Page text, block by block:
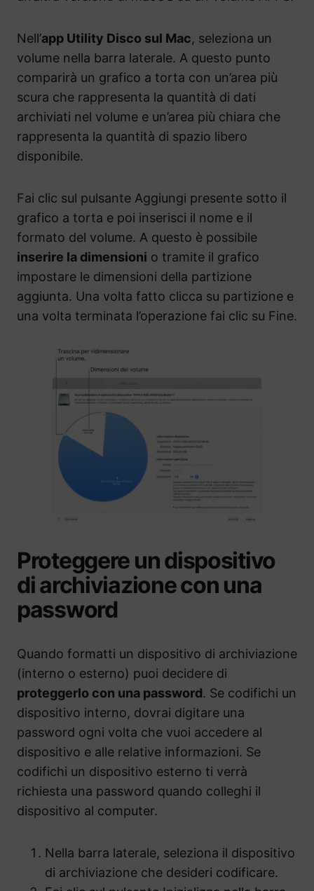
Nell’app Utility Disco sul Mac, seleziona un
volume nella barra laterale. A questo punto
comparirà un grafico a torta con un’area più
scura che rappresenta la quantità di dati
archiviati nel volume e un’area più chiara che
rappresenta la quantità di spazio libero
disponibile.
Fai clic sul pulsante Aggiungi presente sotto il
grafico a torta e poi inserisci il nome e il
formato del volume. A questo è possibile
inserire la dimensioni o tramite il grafico
impostare le dimensioni della partizione
aggiunta. Una volta fatto clicca su partizione e
una volta terminata l’operazione fai clic su Fine.
Proteggere un dispositivo
di archiviazione con una
password
Quando formatti un dispositivo di archiviazione
(interno o esterno) puoi decidere di
proteggerlo con una password. Se codifichi un
dispositivo interno, dovrai digitare una
password ogni volta che vuoi accedere al
dispositivo e alle relative informazioni. Se
codifichi un dispositivo esterno ti verrà
richiesta una password quando colleghi il
dispositivo al computer.
Nella barra laterale, seleziona il dispositivo
di archiviazione che desideri codificare.